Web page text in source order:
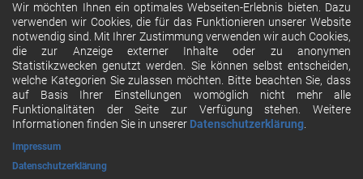
Wir möchten Ihnen ein optimales Webseiten-Erlebnis bieten. Dazu
verwenden wir Cookies, die für das Funktionieren unserer Website
notwendig sind. Mit Ihrer Zustimmung verwenden wir auch Cookies,
die zur Anzeige externer Inhalte oder zu anonymen
Statistikzwecken genutzt werden. Sie können selbst entscheiden,
welche Kategorien Sie zulassen möchten. Bitte beachten Sie, dass
auf Basis Ihrer Einstellungen womöglich nicht mehr alle
Funktionalitäten der Seite zur Verfügung stehen. Weitere
Informationen finden Sie in unserer Datenschutzerklärung.
Impressum
Datenschutzerklärung